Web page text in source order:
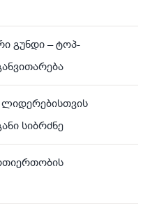
გუნდი – ტოპ-
ლიდერებისთვის
სიბრძნე